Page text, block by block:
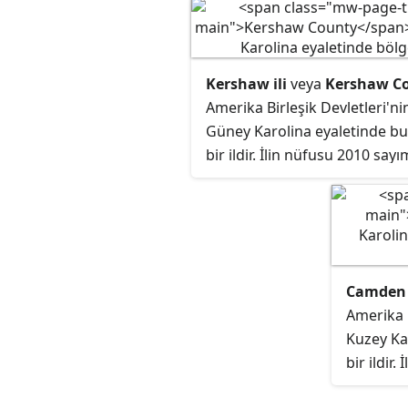
Kershaw ili veya Kershaw
Amerika Birleşik
Güney Karolina eyaletinde
bir ildir. İlin nüfusu 2010
Kuzey
bir ildir.